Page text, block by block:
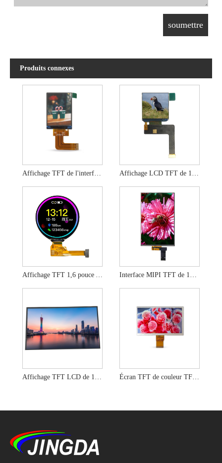
Produits connexes
Affichage TFT de l'interface MIPI de 2,4 pouces Affichage LCD TFT de 1,4 pouce
Affichage TFT 1,6 pouce Angle de vue complète ST77903 IC de lecteur Interface MIPI TFT de 10,1 pouces avec haute résolution
Écran TFT de couleur TFT industrielle.